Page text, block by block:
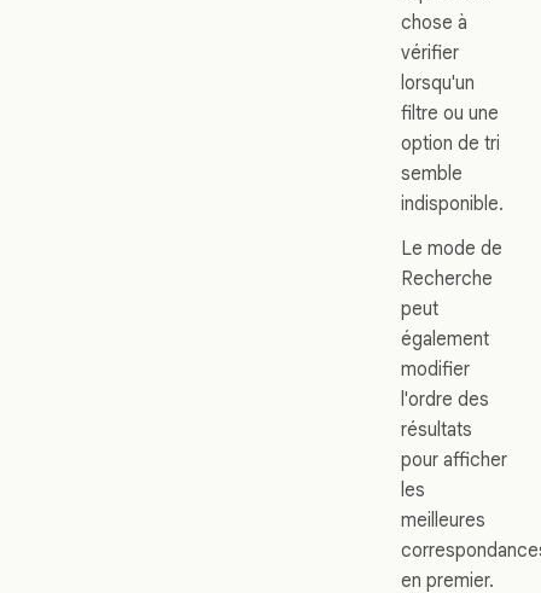
chose à
vérifier
lorsqu'un
filtre ou une
option de tri
semble
indisponible.
Le mode de
Recherche
peut
également
modifier
l'ordre des
résultats
pour afficher
les
meilleures
en premier.